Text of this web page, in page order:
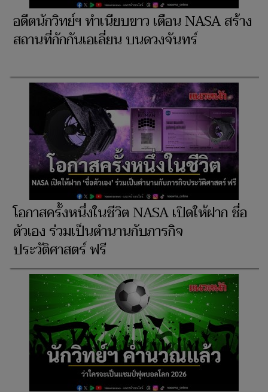
อดีตนักวิทย์ฯ ทำเนียบขาว เตือน NASA สร้าง
สถานที่กักกันเอเลี่ยน บนดวงจันทร์
โอกาสครั้งหนึ่งในชีวิต NASA เปิดให้ฝาก ชื่อ
ตัวเอง ร่วมเป็นตำนานกับภารกิจ
ประวัติศาสตร์ ฟรี